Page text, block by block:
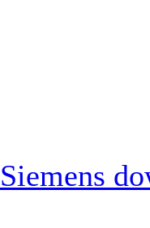
Siemens